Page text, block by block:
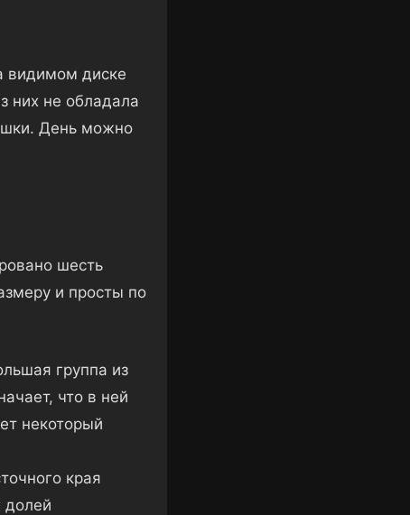
видимом диске
них не обладала
День можно
шесть
и просты по
группа из
что в ней
некоторый
края
долей